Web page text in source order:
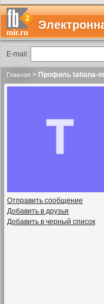
E-mail:
Главная > Профиль tatiana-m
Отправить сообщение
Добавить в друзья
Добавить в черный список